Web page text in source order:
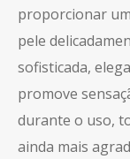
proporcionar
pele
sofisticada,
promove
durante o uso,
ainda mais